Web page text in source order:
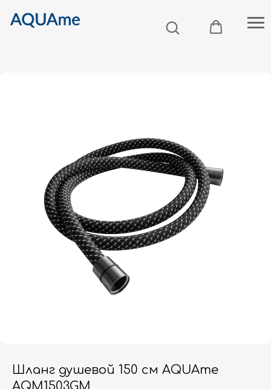
Шланг душевой 150 см AQUAme